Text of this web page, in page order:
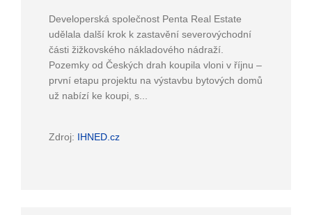
Developerská společnost Penta Real Estate
udělala další krok k zastavění severovýchodní
části žižkovského nákladového nádraží.
Pozemky od Českých drah koupila vloni v říjnu –
první etapu projektu na výstavbu bytových domů
už nabízí ke koupi, s...
Zdroj: IHNED.cz